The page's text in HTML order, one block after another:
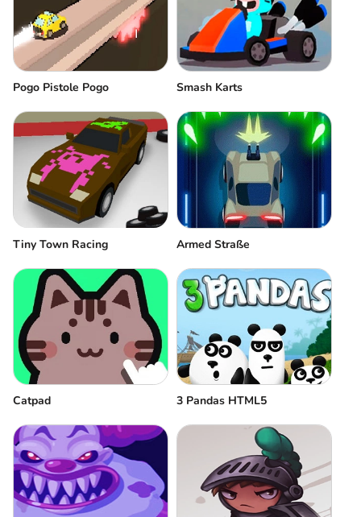
Pogo Pistole Pogo Smash Karts
Tiny Town Racing Аrmed Straße
Сatpad 3 Pandas HTML5